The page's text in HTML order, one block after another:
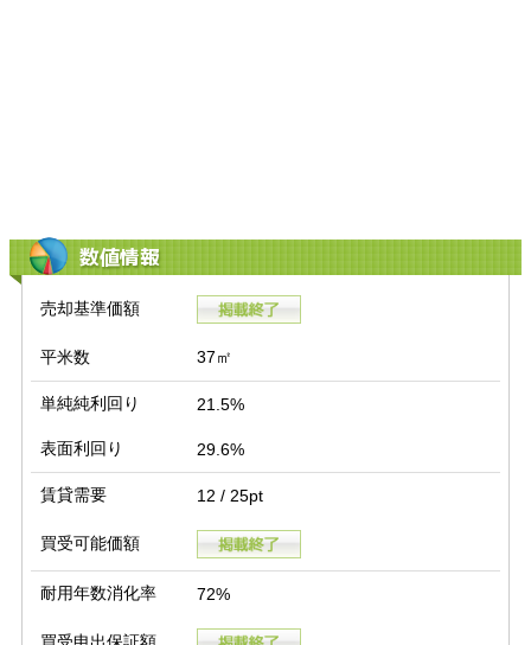
数値情報
売却基準価額
平米数 37㎡
単純純利回り 21.5%
表面利回り 29.6%
賃貸需要 12 / 25pt
買受可能価額
耐用年数消化率 72%